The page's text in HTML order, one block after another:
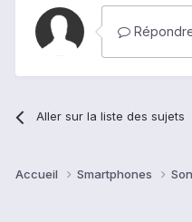
Aller sur la liste des sujets
Accueil Smartphones